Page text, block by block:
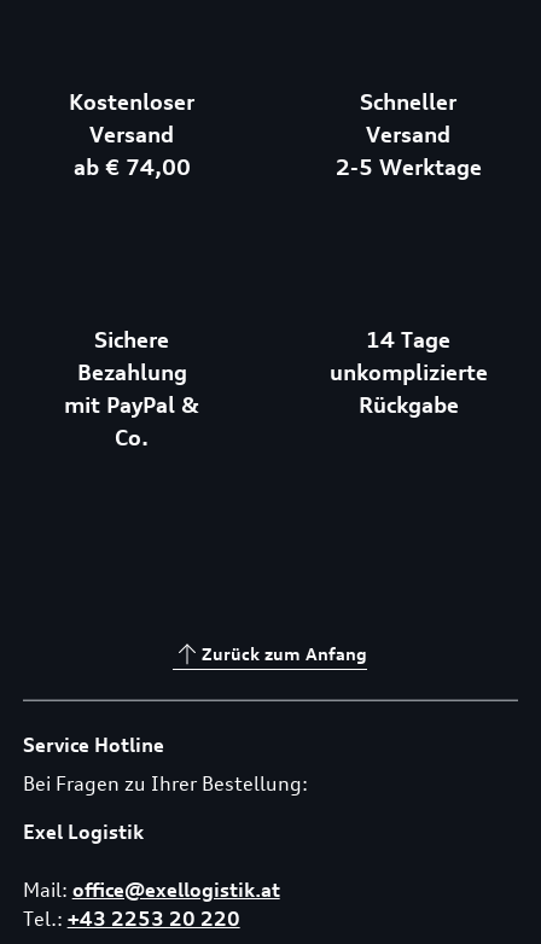
Kostenloser
Versand
ab € 74,00
Schneller
Versand
2-5 Werktage
Sichere
Bezahlung
mit PayPal &
Co.
14 Tage
unkomplizierte
Rückgabe
Zurück zum Anfang
Service Hotline
Bei Fragen zu Ihrer Bestellung:
Exel Logistik
Mail: office@exellogistik.at
Tel.: +43 2253 20 220